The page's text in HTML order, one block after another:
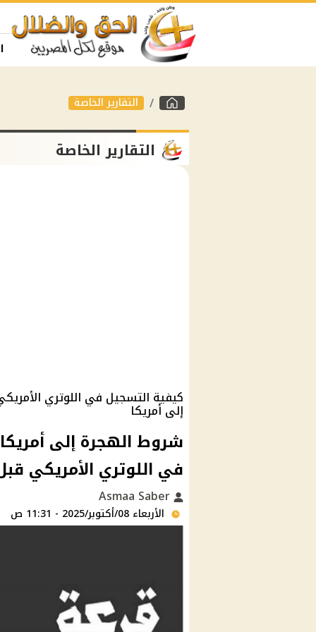
التقارير الخاصة
التقارير الخاصة
إلى أمريكا
في اللوتري الأمريكي
الأربعاء 08/أكتوبر/2025 - 11:31 ص